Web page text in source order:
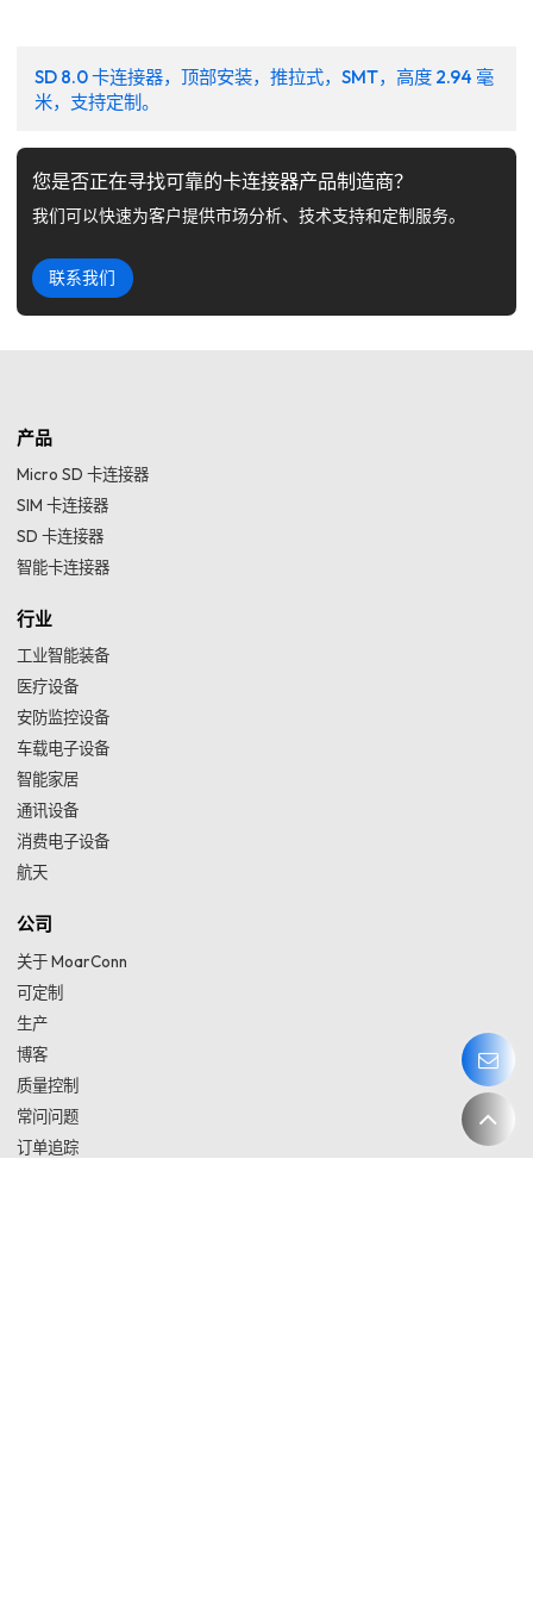
SD 8.0 卡连接器，顶部安装，推拉式，SMT，高度 2.94 毫
米，支持定制。
您是否正在寻找可靠的卡连接器产品制造商？
我们可以快速为客户提供市场分析、技术支持和定制服务。
联系我们
产品
Micro SD 卡连接器
SIM 卡连接器
SD 卡连接器
智能卡连接器
行业
工业智能装备
医疗设备
安防监控设备
车载电子设备
智能家居
通讯设备
消费电子设备
航天
公司
关于 MoarConn
可定制
生产
博客
质量控制
常问问题
订单追踪